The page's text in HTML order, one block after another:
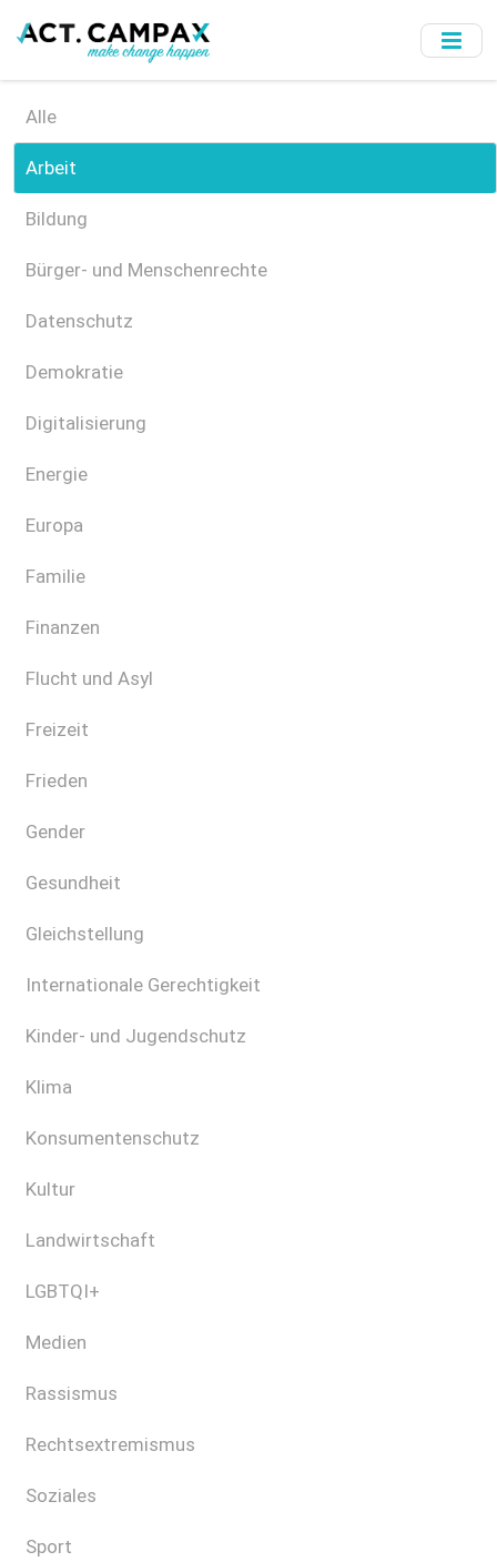
to
Alle
Arbeit
Bildung
Bürger- und Menschenrechte
Datenschutz
Demokratie
Digitalisierung
Energie
Europa
Familie
Finanzen
Flucht und Asyl
Freizeit
Frieden
Gender
Gesundheit
Gleichstellung
Internationale Gerechtigkeit
Kinder- und Jugendschutz
Klima
Konsumentenschutz
Kultur
Landwirtschaft
LGBTQI+
Medien
Rassismus
Rechtsextremismus
Soziales
Sport